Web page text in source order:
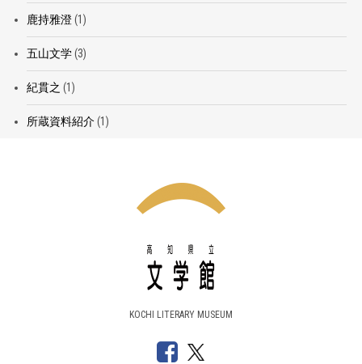
鹿持雅澄(1)
五山文学(3)
紀貫之 (1)
所蔵資料紹介(1)
KOCHI LITERARY MUSEUM